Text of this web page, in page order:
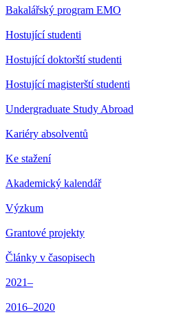
Bakalářský program EMO
Hostující studenti
Hostující doktorští studenti
Hostující magisterští studenti
Undergraduate Study Abroad
Kariéry absolventů
Ke stažení
Akademický kalendář
Výzkum
Grantové projekty
Články v časopisech
2021–
2016–2020